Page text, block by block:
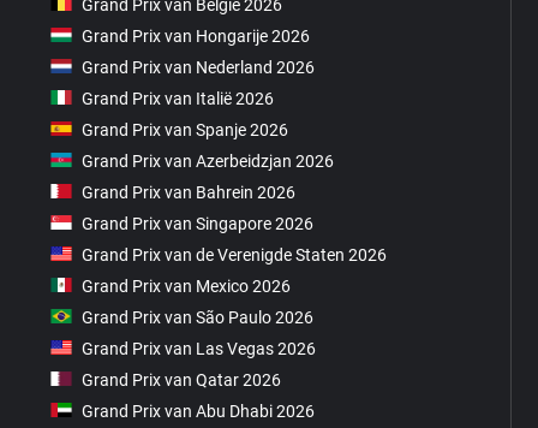
Grand Prix van België 2026
Grand Prix van Hongarije 2026
Grand Prix van Nederland 2026
Grand Prix van Italië 2026
Grand Prix van Spanje 2026
Grand Prix van Azerbeidzjan 2026
Grand Prix van Bahrein 2026
Grand Prix van Singapore 2026
Grand Prix van de Verenigde Staten 2026
Grand Prix van Mexico 2026
Grand Prix van São Paulo 2026
Grand Prix van Las Vegas 2026
Grand Prix van Qatar 2026
Grand Prix van Abu Dhabi 2026